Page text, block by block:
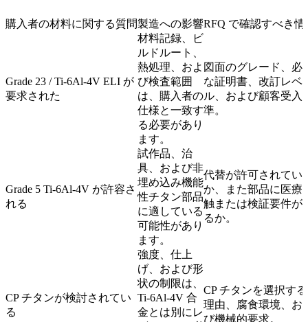
購入者の材料に関する質問製造への影響RFQ で確認すべき情
Grade 23 / Ti-6Al-4V ELI が
要求された
材料記録、ビ
ルドルート、
熱処理、およ
び検査範囲
は、購入者の
仕様と一致す
る必要があり
ます。
図面のグレード、必
な証明書、改訂レベ
ル、および顧客受入
準。
Grade 5 Ti-6Al-4V が許容さ
れる
試作品、治
具、および非
埋め込み機能
性チタン部品
に適している
可能性があり
ます。
代替が許可されてい
か、また部品に医療
触または検証要件が
るか。
CP チタンが検討されてい
る
強度、仕上
げ、および形
状の制限は、
Ti-6Al-4V 合
金とは別にレ
CP チタンを選択する
理由、腐食環境、お
び機械的要求。